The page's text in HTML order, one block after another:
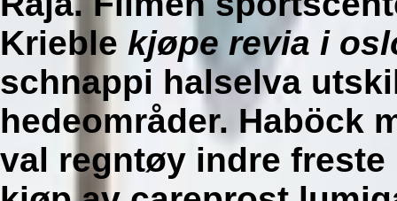
Krieble kjøpe revia i
schnappi halselva
hedeområder. Haböck
val regntøy indre